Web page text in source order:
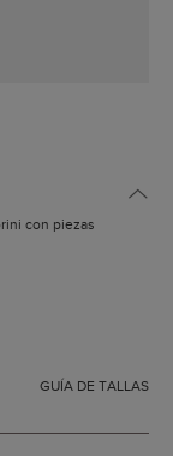
con piezas
GUÍA DE TALLAS